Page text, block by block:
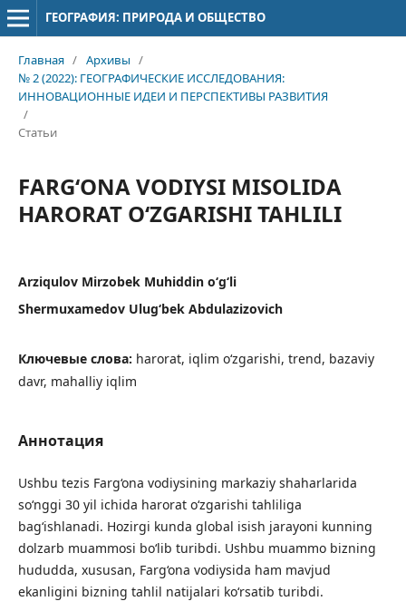
ГЕОГРАФИЯ: ПРИРОДА И ОБЩЕСТВО
Главная / Архивы /
№ 2 (2022): ГЕОГРАФИЧЕСКИЕ ИССЛЕДОВАНИЯ:
ИННОВАЦИОННЫЕ ИДЕИ И ПЕРСПЕКТИВЫ РАЗВИТИЯ
/
Статьи
FARG‘ONA VODIYSI MISOLIDA
HARORAT O‘ZGARISHI TAHLILI
Arziqulov Mirzobek Muhiddin o‘g‘li
Shermuxamedov Ulug‘bek Abdulazizovich
Ключевые слова: harorat, iqlim o‘zgarishi, trend, bazaviy
davr, mahalliy iqlim
Аннотация
Ushbu tezis Farg‘ona vodiysining markaziy shaharlarida
so‘nggi 30 yil ichida harorat o‘zgarishi tahliliga
bag‘ishlanadi. Hozirgi kunda global isish jarayoni kunning
dolzarb muammosi bo‘lib turibdi. Ushbu muammo bizning
hududda, xususan, Farg‘ona vodiysida ham mavjud
ekanligini bizning tahlil natijalari ko‘rsatib turibdi.